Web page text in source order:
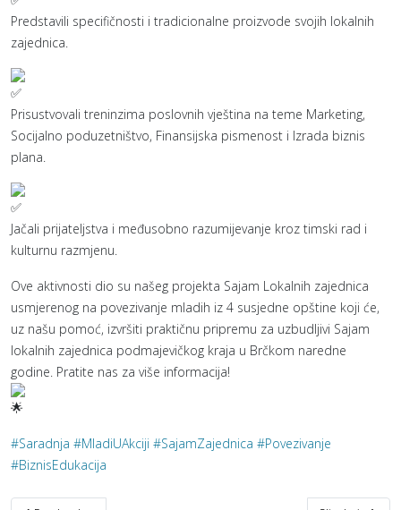
Predstavili specifičnosti i tradicionalne proizvode svojih lokalnih
zajednica.
Prisustvovali treninzima poslovnih vještina na teme Marketing,
Socijalno poduzetništvo, Finansijska pismenost i Izrada biznis
plana.
Jačali prijateljstva i međusobno razumijevanje kroz timski rad i
kulturnu razmjenu.
Ove aktivnosti dio su našeg projekta Sajam Lokalnih zajednica
usmjerenog na povezivanje mladih iz 4 susjedne opštine koji će,
uz našu pomoć, izvršiti praktičnu pripremu za uzbudljivi Sajam
lokalnih zajednica podmajevičkog kraja u Brčkom naredne
godine. Pratite nas za više informacija!
#Saradnja #MladiUAkciji #SajamZajednica #Povezivanje
#BiznisEdukacija